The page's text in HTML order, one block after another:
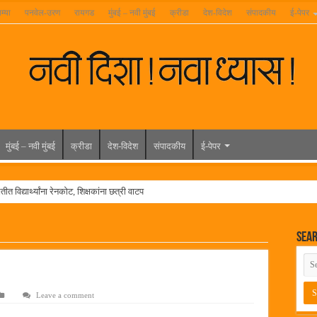
पनवेल-उरण रायगड मुंबई – नवी मुंबई क्रीडा देश-विदेश संपादकीय ई-पेपर
मुंबई – नवी मुंबई क्रीडा देश-विदेश संपादकीय ई-पेपर
विद्यार्थ्यांना रेनकोट, शिक्षकांना छत्री वाटप
वाढदिवसानिमित्त राज्यभरातून शुभेच्छांचा वर्षाव
जाहीर
Leave a comment